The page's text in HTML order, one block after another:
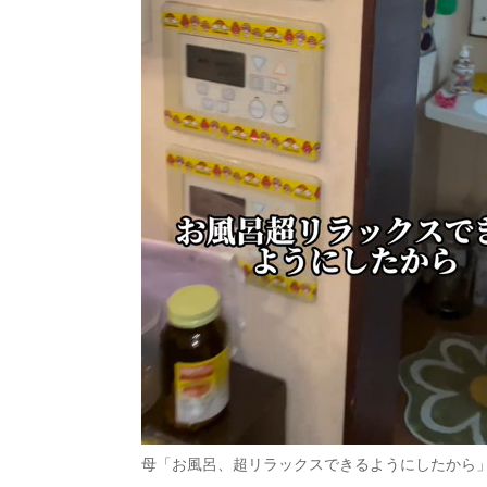
母「お風呂、超リラックスできるようにしたから